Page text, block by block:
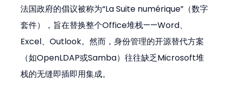
法国政府的倡议被称为“La Suite numérique”（数字
套件），旨在替换整个Office堆栈——Word、
Excel、Outlook。然而，身份管理的开源替代方案
（如OpenLDAP或Samba）往往缺乏Microsoft堆
栈的无缝即插即用集成。